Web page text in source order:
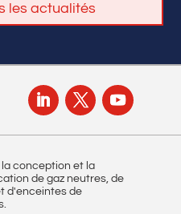
les actualités
conception et la
de gaz neutres, de
d'enceintes de